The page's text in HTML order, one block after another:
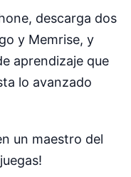
descarga dos
y Memrise, y
aprendizaje que
lo avanzado
un maestro del